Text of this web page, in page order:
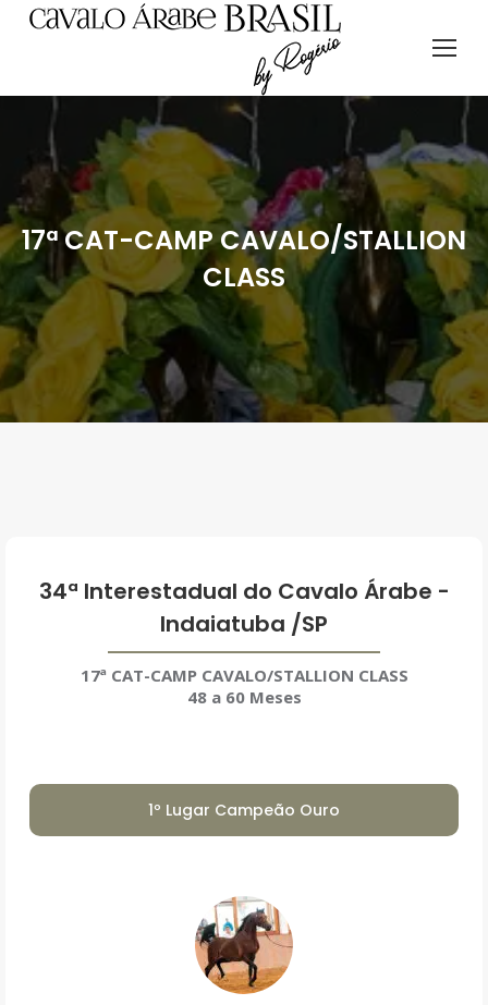
17ª CAT-CAMP CAVALO/STALLION
CLASS
34ª Interestadual do Cavalo Árabe -
Indaiatuba /SP
17ª CAT-CAMP CAVALO/STALLION CLASS
48 a 60 Meses
1º Lugar Campeão Ouro